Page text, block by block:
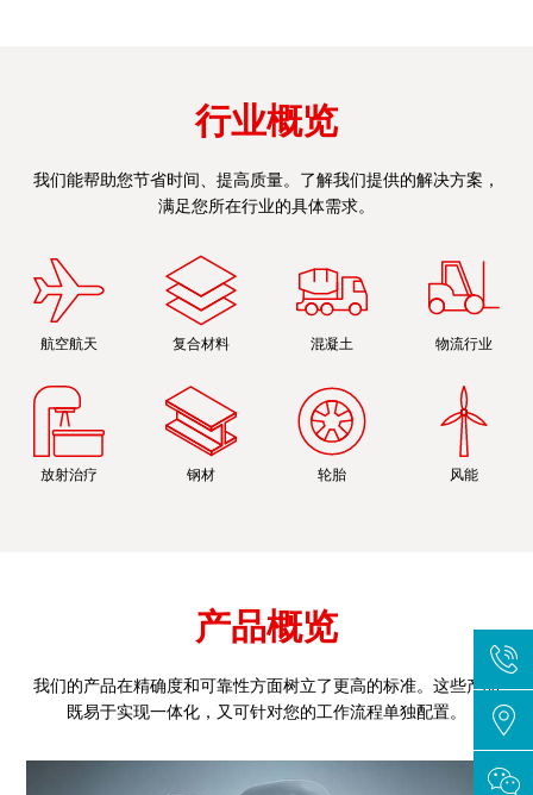
行业概览
我们能帮助您节省时间、提高质量。了解我们提供的解决方案，
满足您所在行业的具体需求。
航空航天 复合材料 混凝土 物流行业
放射治疗 钢材 轮胎 风能
产品概览
我们的产品在精确度和可靠性方面树立了更高的标准。这些产品
既易于实现一体化，又可针对您的工作流程单独配置。